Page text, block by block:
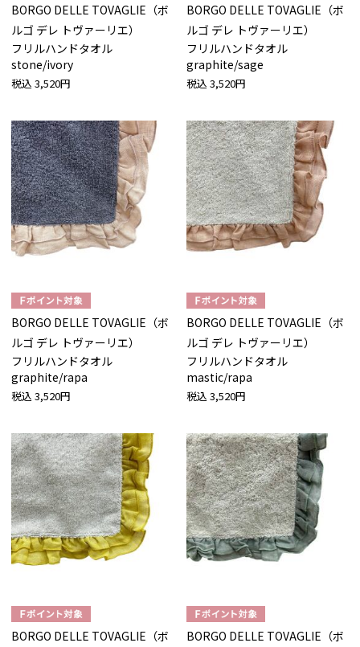
BORGO DELLE TOVAGLIE（ボ
ルゴ デレ トヴァーリエ）
フリルハンドタオル
stone/ivory
税込 3,520円
BORGO DELLE TOVAGLIE（ボ
ルゴ デレ トヴァーリエ）
フリルハンドタオル
graphite/sage
税込 3,520円
BORGO DELLE TOVAGLIE（ボ
ルゴ デレ トヴァーリエ）
フリルハンドタオル
graphite/rapa
税込 3,520円
BORGO DELLE TOVAGLIE（ボ
ルゴ デレ トヴァーリエ）
フリルハンドタオル
mastic/rapa
税込 3,520円
BORGO DELLE TOVAGLIE（ボ
BORGO DELLE TOVAGLIE（ボ